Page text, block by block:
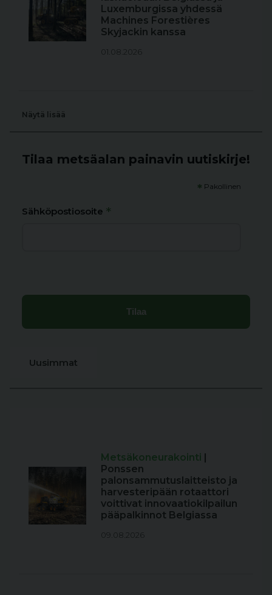
Luxemburgissa yhdessä
Machines Forestières
Skyjackin kanssa
01.08.2026
Näytä lisää
Tilaa metsäalan painavin uutiskirje!
* Pakollinen
Sähköpostiosoite *
Uusimmat
Metsäkoneurakointi
Ponssen
palonsammutuslaitteisto ja
harvesteripään rotaattori
voittivat innovaatiokilpailun
pääpalkinnot Belgiassa
09.08.2026